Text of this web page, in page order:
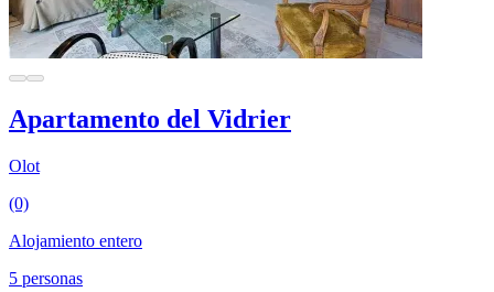
Apartamento del Vidrier
Olot
(0)
Alojamiento entero
5 personas